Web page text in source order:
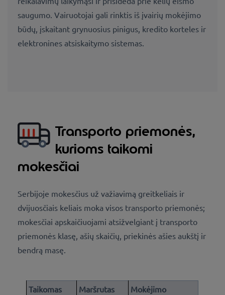
saugumo. Vairuotojai gali rinktis iš įvairių mokėjimo
būdų, įskaitant grynuosius pinigus, kredito korteles ir
elektronines atsiskaitymo sistemas.
Transporto priemonės,
kurioms taikomi
mokesčiai
Serbijoje mokesčius už važiavimą greitkeliais ir
dvijuosčiais keliais moka visos transporto priemonės;
mokesčiai apskaičiuojami atsižvelgiant į transporto
priemonės klasę, ašių skaičių, priekinės ašies aukštį ir
bendrą masę.
Taikomas
Maršrutas
Mokėjimo